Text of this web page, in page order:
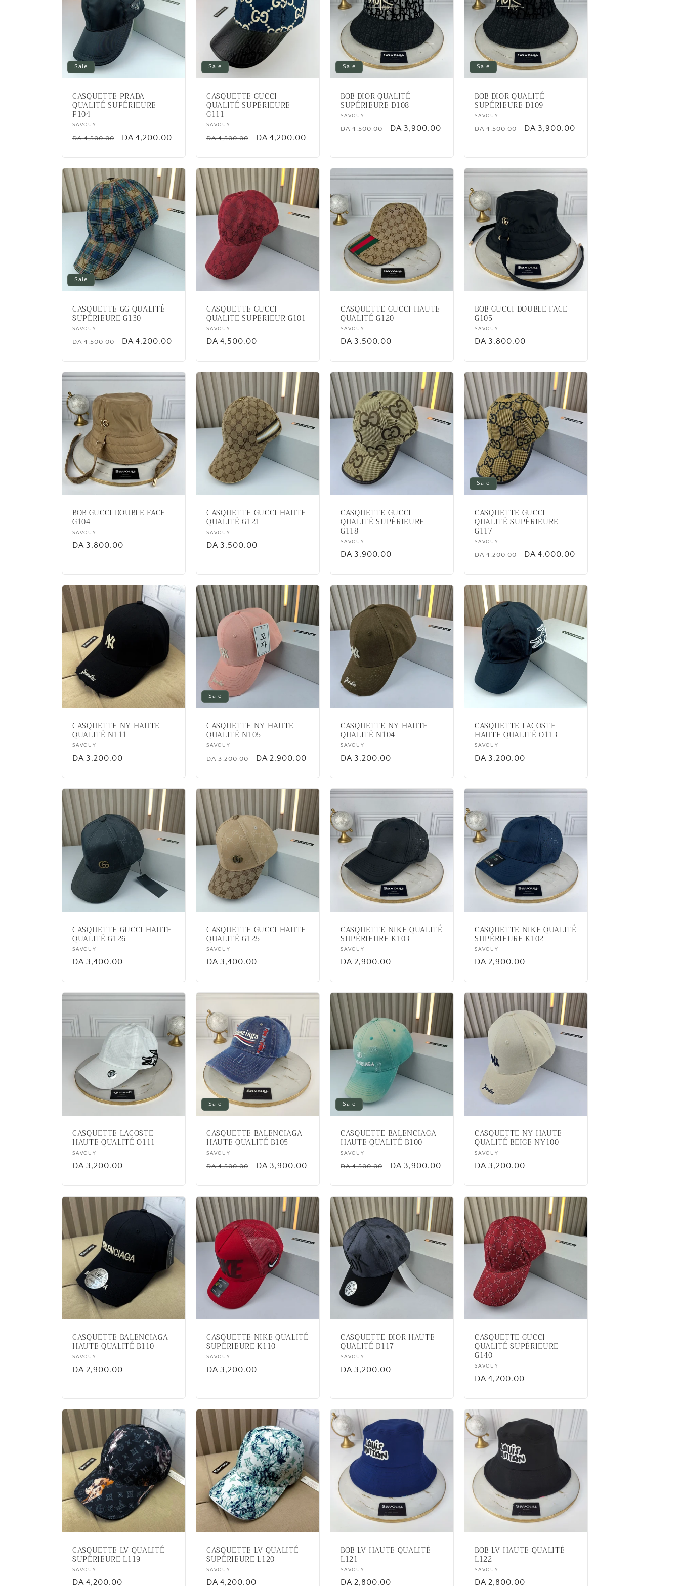
t
i
o
n
:
Sale
CASQUETTE PRADA
QUALITÉ SUPÉRIEURE
P104
Vendor:
SAVOUY
Regular
DA 4,500.00
Sale
DA 4,200.00
Sale
CASQUETTE GUCCI
QUALITÉ SUPÉRIEURE
G111
Vendor:
SAVOUY
Regular
DA 4,500.00
Sale
DA 4,200.00
Sale
BOB DIOR QUALITÉ
SUPÉRIEURE D108
Vendor:
SAVOUY
Regular
DA 4,500.00
Sale
DA 3,900.00
Sale
BOB DIOR QUALITÉ
SUPÉRIEURE D109
Vendor:
SAVOUY
Regular
DA 4,500.00
Sale
DA 3,900.00
Sale
CASQUETTE GG QUALITÉ
SUPÉRIEURE G130
Vendor:
SAVOUY
Regular
DA 4,500.00
Sale
DA 4,200.00
CASQUETTE GUCCI
QUALITE SUPERIEUR G101
Vendor:
SAVOUY
Regular
DA 4,500.00
CASQUETTE GUCCI HAUTE
QUALITÉ G120
Vendor:
SAVOUY
Regular
DA 3,500.00
BOB GUCCI DOUBLE FACE
G105
Vendor:
SAVOUY
Regular
DA 3,800.00
BOB GUCCI DOUBLE FACE
G104
Vendor:
SAVOUY
Regular
DA 3,800.00
CASQUETTE GUCCI HAUTE
QUALITÉ G121
Vendor:
SAVOUY
Regular
DA 3,500.00
CASQUETTE GUCCI
QUALITÉ SUPÉRIEURE
G118
Vendor:
SAVOUY
Regular
DA 3,900.00
Sale
CASQUETTE GUCCI
QUALITÉ SUPÉRIEURE
G117
Vendor:
SAVOUY
Regular
DA 4,200.00
Sale
DA 4,000.00
CASQUETTE NY HAUTE
QUALITÉ N111
Vendor:
SAVOUY
Regular
DA 3,200.00
Sale
CASQUETTE NY HAUTE
QUALITÉ N105
Vendor:
SAVOUY
Regular
DA 3,200.00
Sale
DA 2,900.00
CASQUETTE NY HAUTE
QUALITÉ N104
Vendor:
SAVOUY
Regular
DA 3,200.00
CASQUETTE LACOSTE
HAUTE QUALITÉ O113
Vendor:
SAVOUY
Regular
DA 3,200.00
CASQUETTE GUCCI HAUTE
QUALITÉ G126
Vendor:
SAVOUY
Regular
DA 3,400.00
CASQUETTE GUCCI HAUTE
QUALITÉ G125
Vendor:
SAVOUY
Regular
DA 3,400.00
CASQUETTE NIKE QUALITÉ
SUPÉRIEURE K103
Vendor:
SAVOUY
Regular
DA 2,900.00
CASQUETTE NIKE QUALITÉ
SUPÉRIEURE K102
Vendor:
SAVOUY
Regular
DA 2,900.00
CASQUETTE LACOSTE
HAUTE QUALITÉ O111
Vendor:
SAVOUY
Regular
DA 3,200.00
Sale
CASQUETTE BALENCIAGA
HAUTE QUALITÉ B105
Vendor:
SAVOUY
Regular
DA 4,500.00
Sale
DA 3,900.00
Sale
CASQUETTE BALENCIAGA
HAUTE QUALITÉ B100
Vendor:
SAVOUY
Regular
DA 4,500.00
Sale
DA 3,900.00
CASQUETTE NY HAUTE
QUALITÉ BEIGE NY100
Vendor:
SAVOUY
Regular
DA 3,200.00
CASQUETTE BALENCIAGA
HAUTE QUALITÉ B110
Vendor:
SAVOUY
Regular
DA 2,900.00
CASQUETTE NIKE QUALITÉ
SUPÉRIEURE K110
Vendor:
SAVOUY
Regular
DA 3,200.00
CASQUETTE DIOR HAUTE
QUALITÉ D117
Vendor:
SAVOUY
Regular
DA 3,200.00
CASQUETTE GUCCI
QUALITÉ SUPÉRIEURE
G140
Vendor:
SAVOUY
Regular
DA 4,200.00
CASQUETTE LV QUALITÉ
SUPÉRIEURE L119
Vendor:
SAVOUY
Regular
DA 4,200.00
CASQUETTE LV QUALITÉ
SUPÉRIEURE L120
Vendor:
SAVOUY
Regular
DA 4,200.00
BOB LV HAUTE QUALITÉ
L121
Vendor:
SAVOUY
Regular
DA 2,800.00
BOB LV HAUTE QUALITÉ
L122
Vendor:
SAVOUY
Regular
DA 2,800.00